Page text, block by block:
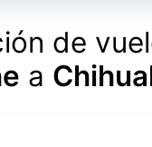
de
a